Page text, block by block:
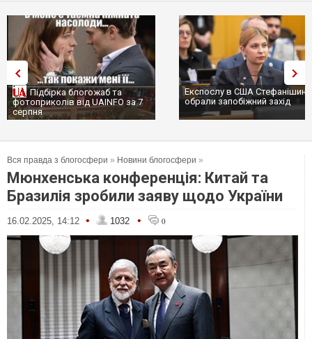
Підбірка блогожаб та
фотоприколів від UAINFO за 7
серпня
Експослу в США
обрали запобіжний захід
Вся правда з блогосфери » Новини блогосфери »
Мюнхенська конференція: Китай та
Бразилія зробили заяву щодо України
16.02.2025, 14:12 • 1032 • 0